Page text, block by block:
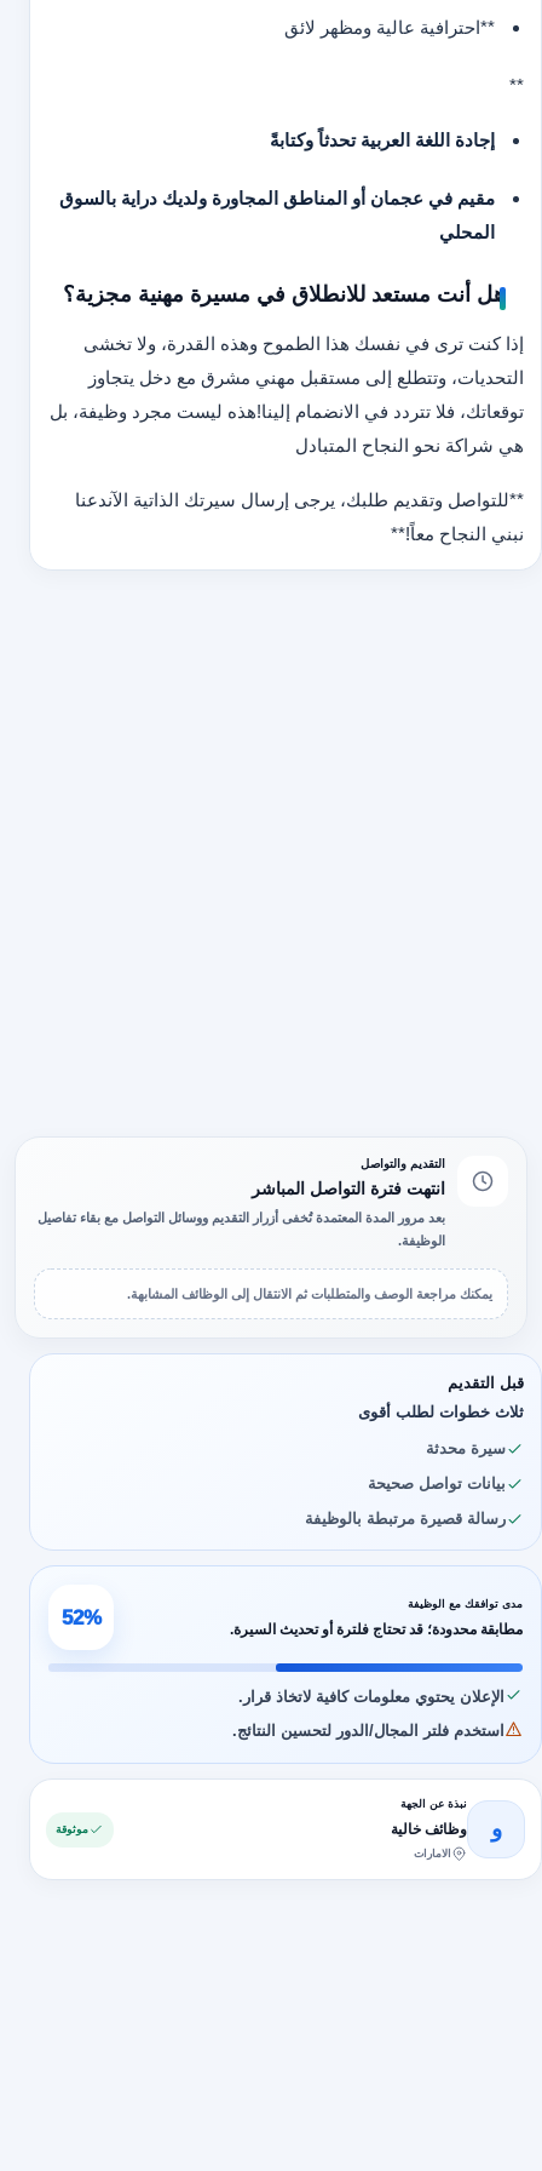
**احترافية عالية ومظهر لائق
**
إجادة اللغة العربية تحدثاً وكتابةً
مقيم في عجمان أو المناطق المجاورة ولديك دراية بالسوق
المحلي
هل أنت مستعد للانطلاق في مسيرة مهنية مجزية؟
إذا كنت ترى في نفسك هذا الطموح وهذه القدرة، ولا تخشى
التحديات، وتتطلع إلى مستقبل مهني مشرق مع دخل يتجاوز
توقعاتك، فلا تتردد في الانضمام إلينا!هذه ليست مجرد وظيفة، بل
هي شراكة نحو النجاح المتبادل
**للتواصل وتقديم طلبك، يرجى إرسال سيرتك الذاتية الآندعنا
نبني النجاح معاً!**
التقديم والتواصل
انتهت فترة التواصل المباشر
بعد مرور المدة المعتمدة تُخفى أزرار التقديم ووسائل التواصل مع بقاء تفاصيل
الوظيفة.
يمكنك مراجعة الوصف والمتطلبات ثم الانتقال إلى الوظائف المشابهة.
قبل التقديم
ثلاث خطوات لطلب أقوى
سيرة محدثة
بيانات تواصل صحيحة
رسالة قصيرة مرتبطة بالوظيفة
مدى توافقك مع الوظيفة
مطابقة محدودة؛ قد تحتاج فلترة أو تحديث السيرة. 52%
الإعلان يحتوي معلومات كافية لاتخاذ قرار.
استخدم فلتر المجال/الدور لتحسين النتائج.
و
نبذة عن الجهة
وظائف خالية
الامارات
موثوقة